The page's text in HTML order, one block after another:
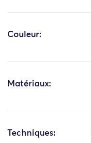
Couleur:
Matériaux:
Techniques: